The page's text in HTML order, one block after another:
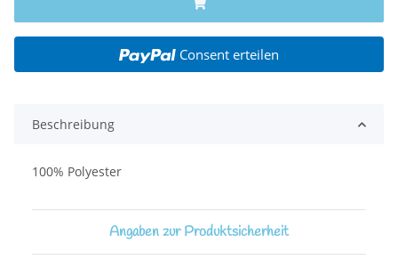
Consent erteilen
Beschreibung
100% Polyester
Angaben zur Produktsicherheit